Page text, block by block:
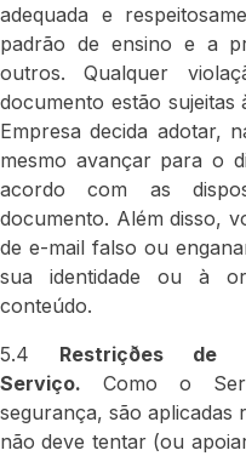
adequada e
padrão de ensino e a
outros. Qualquer
documento estão
Empresa decida adotar,
mesmo avançar para o
acordo com as
documento. Além disso,
de e-mail falso ou
sua identidade ou à
conteúdo.
5.4 Restriçðes de
Serviço. Como o
segurança, são aplicadas
não deve tentar (ou